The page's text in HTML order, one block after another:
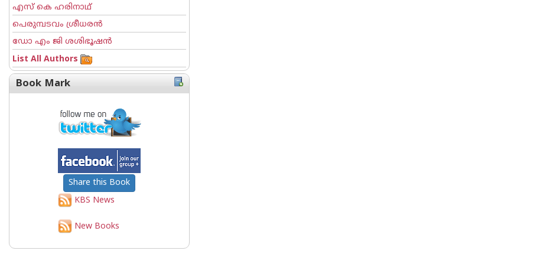
എസ് കെ ഹരിനാഥ്
പെരുമ്പടവം ശ്രീധര‌ന്‍
ഡോ എം ജി ശശിഭൂഷന്‍
List All Authors
Book Mark
Share this Book
KBS News
New Books